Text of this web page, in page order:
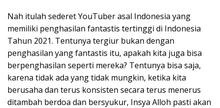
Nah itulah sederet YouTuber asal Indonesia yang
memiliki penghasilan fantastis tertinggi di Indonesia
Tahun 2021. Tentunya tergiur bukan dengan
penghasilan yang fantastis itu, apakah kita juga bisa
berpenghasilan seperti mereka? Tentunya bisa saja,
karena tidak ada yang tidak mungkin, ketika kita
berusaha dan terus konsisten secara terus menerus
ditambah berdoa dan bersyukur, Insya Alloh pasti akan